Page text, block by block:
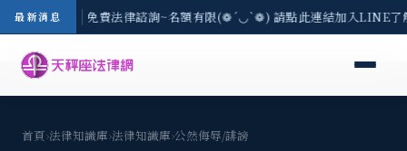
最新消息
-8/3(一) 現場免費法律諮詢~名額有限(❁´◡`❁) 請點此連結加入LINE
首頁›法律知識庫›法律知識庫›公然侮辱/誹謗